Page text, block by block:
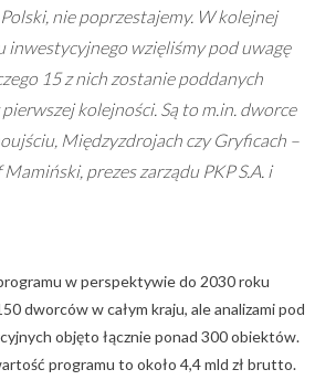
nie poprzestajemy. W kolejnej
inwestycyjnego wzięliśmy pod uwagę
15 z nich zostanie poddanych
kolejności. Są to m.in. dworce
Międzyzdrojach czy Gryficach –
prezes zarządu PKP S.A. i
w perspektywie do 2030 roku
dworców w całym kraju, ale analizami pod
objęto łącznie ponad 300 obiektów.
programu to około 4,4 mld zł brutto.